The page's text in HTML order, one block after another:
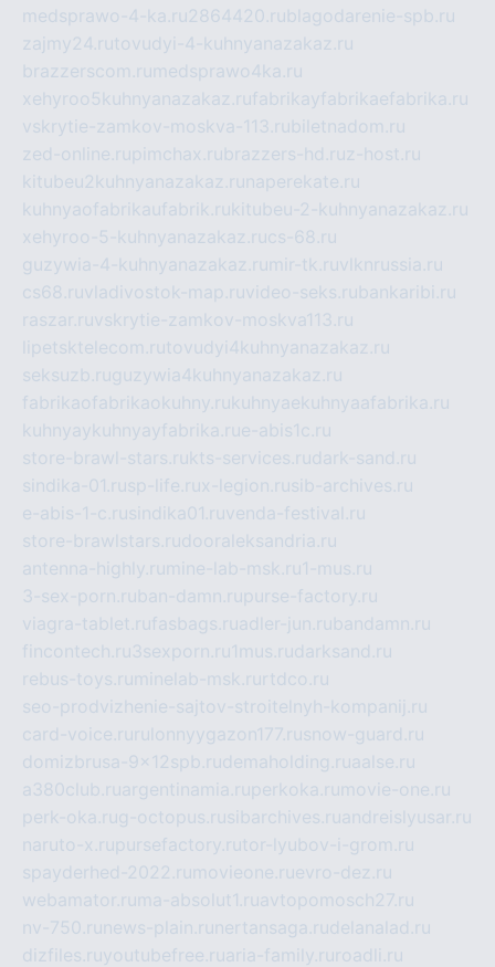
medsprawo-4-ka.ru2864420.rublagodarenie-spb.ru
zajmy24.rutovudyi-4-kuhnyanazakaz.ru
brazzerscom.ru medsprawo4ka.ru
xehyroo5kuhnyanazakaz.rufabrikayfabrikaefabrika.ru
vskrytie-zamkov-moskva-113.rubiletnadom.ru
zed-online.rupimchax.rubrazzers-hd.ruz-host.ru
kitubeu2kuhnyanazakaz.ru naperekate.ru
kuhnyaofabrikaufabrik.rukitubeu-2-kuhnyanazakaz.ru
xehyroo-5-kuhnyanazakaz.rucs-68.ru
guzywia-4-kuhnyanazakaz.ru mir-tk.ruvlknrussia.ru
cs68.ruvladivostok-map.ruvideo-seks.rubankaribi.ru
raszar.ruvskrytie-zamkov-moskva113.ru
lipetsktelecom.rutovudyi4kuhnyanazakaz.ru
seksuzb.ruguzywia4kuhnyanazakaz.ru
fabrikaofabrikaokuhny.rukuhnyaekuhnyaafabrika.ru
kuhnyaykuhnyayfabrika.rue-abis1c.ru
store-brawl-stars.rukts-services.rudark-sand.ru
sindika-01.rusp-life.rux-legion.rusib-archives.ru
e-abis-1-c.rusindika01.ruvenda-festival.ru
store-brawlstars.rudooraleksandria.ru
antenna-highly.ru mine-lab-msk.ru1-mus.ru
3-sex-porn.ruban-damn.rupurse-factory.ru
viagra-tablet.rufasbags.ruadler-jun.rubandamn.ru
fincontech.ru3sexporn.ru1mus.rudarksand.ru
rebus-toys.ru minelab-msk.ru rtdco.ru
seo-prodvizhenie-sajtov-stroitelnyh-kompanij.ru
card-voice.ru rulonnyygazon177.rusnow-guard.ru
domizbrusa-9x12spb.rudemaholding.ruaalse.ru
a380club.ruargentinamia.ruperkoka.ru movie-one.ru
perk-oka.rug-octopus.rusibarchives.ruandreislyusar.ru
naruto-x.rupursefactory.rutor-lyubov-i-grom.ru
spayderhed-2022.ru movieone.ruevro-dez.ru
webamator.ru ma-absolut1.ruavtopomosch27.ru
nv-750.ru news-plain.ru nertansaga.rudelanalad.ru
dizfiles.ruyoutubefree.ruaria-family.ru roadli.ru